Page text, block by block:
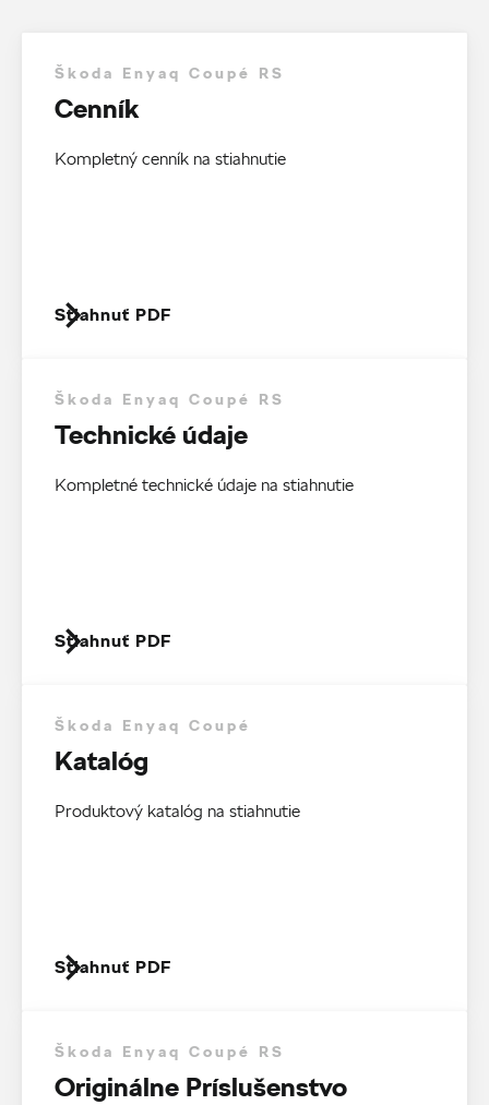
Škoda Enyaq Coupé RS
Cenník
Kompletný cenník na stiahnutie
Stiahnuť PDF
Škoda Enyaq Coupé RS
Technické údaje
Kompletné technické údaje na stiahnutie
Stiahnuť PDF
Škoda Enyaq Coupé
Katalóg
Produktový katalóg na stiahnutie
Stiahnuť PDF
Škoda Enyaq Coupé RS
Originálne Príslušenstvo